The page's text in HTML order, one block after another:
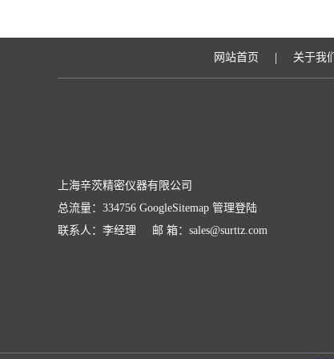
网站首页 | 关于我们
上海辛茨精密仪器有限公司
总流量：334756 GoogleSitemap 管理登陆
联系人：李经理 邮 箱：sales@surttz.com